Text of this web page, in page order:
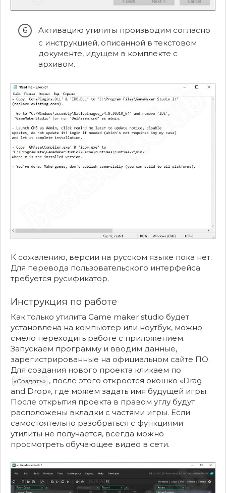
Активацию утилиты производим согласно
с инструкцией, описанной в текстовом
документе, идущем в комплекте с
архивом.
К сожалению, версии на русском языке пока нет.
Для перевода пользовательского интерфейса
требуется русификатор.
Инструкция по работе
Как только утилита Game maker studio будет
установлена на компьютер или ноутбук, можно
смело переходить работе с приложением.
Запускаем программу и вводим данные,
зарегистрированные на официальном сайте ПО.
Для создания нового проекта кликаем по
«Создать» , после этого откроется окошко «Drag
and Drop», где можем задать имя будущей игры.
После открытия проекта в правом углу будут
расположены вкладки с частями игры. Если
самостоятельно разобраться с функциями
утилиты не получается, всегда можно
просмотреть обучающее видео в сети.